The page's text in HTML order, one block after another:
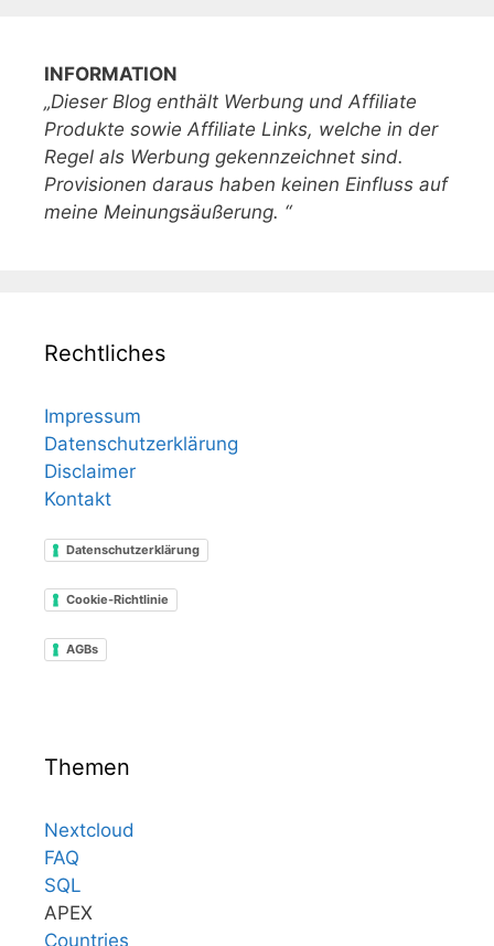
INFORMATION
„Dieser Blog enthält Werbung und Affiliate
Produkte sowie Affiliate Links, welche in der
Regel als Werbung gekennzeichnet sind.
Provisionen daraus haben keinen Einfluss auf
meine Meinungsäußerung. “
Rechtliches
Impressum
Datenschutzerklärung
Disclaimer
Kontakt
Datenschutzerklärung
Cookie-Richtlinie
AGBs
Themen
Nextcloud
FAQ
SQL
APEX
Countries